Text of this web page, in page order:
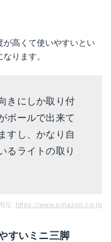
が高くて使いやすいとい
ります。
きにしか取り付
ボールで出来て
すし、かなり自
るライトの取り
元: https://www.amazon.co.jp
すいミニ三脚